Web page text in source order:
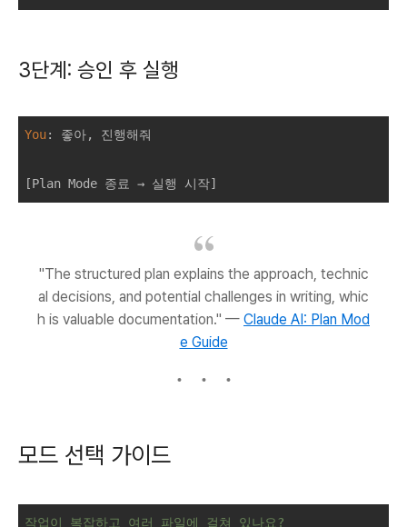
3단계: 승인 후 실행
You: 좋아, 진행해줘
"The structured plan explains the approach, technic
al decisions, and potential challenges in writing, whic
h is valuable documentation." — Claude AI: Plan Mod
e Guide
모드 선택 가이드
작업이 복잡하고 여러 파일에 걸쳐
있나요?